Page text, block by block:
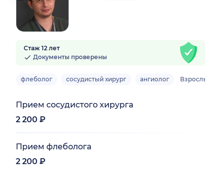
Стаж 12 лет
Документы проверены
флеболог сосудистый хирург ангиолог Взрослый
Прием сосудистого хирурга
2 200 ₽
Прием флеболога
2 200 ₽